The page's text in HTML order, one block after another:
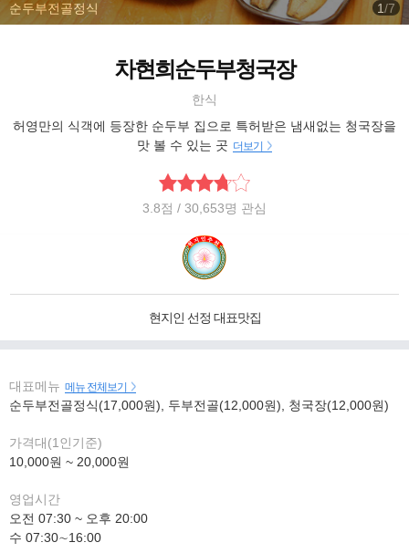
순두부전골정식 1/7
차현희순두부청국장
한식
허영만의 식객에 등장한 순두부 집으로 특허받은 냄새없는 청국장을
맛 볼 수 있는 곳 더보기
3.8점 / 30,653명 관심
현지인 선정 대표맛집
대표메뉴 메뉴 전체보기
순두부전골정식(17,000원), 두부전골(12,000원), 청국장(12,000원)
가격대(1인기준)
10,000원 ~ 20,000원
영업시간
오전 07:30 ~ 오후 20:00
수 07:30∼16:00